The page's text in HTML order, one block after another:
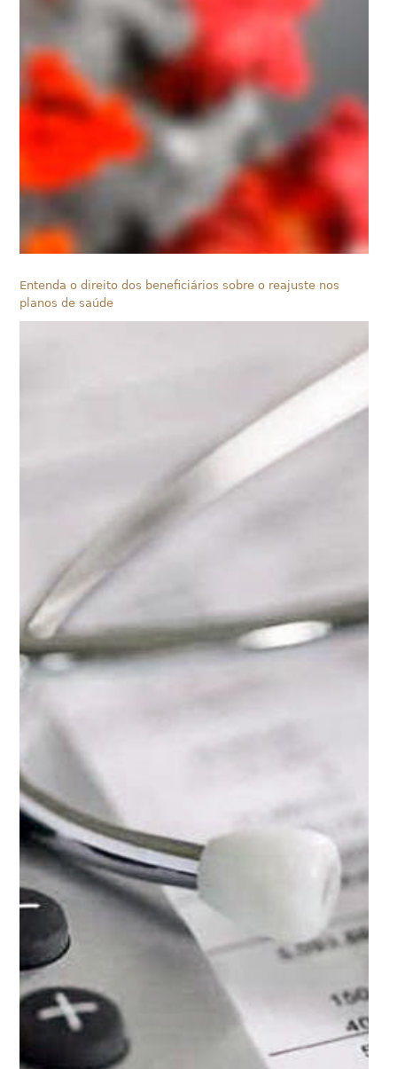
Entenda o direito dos beneficiários sobre o reajuste nos
planos de saúde